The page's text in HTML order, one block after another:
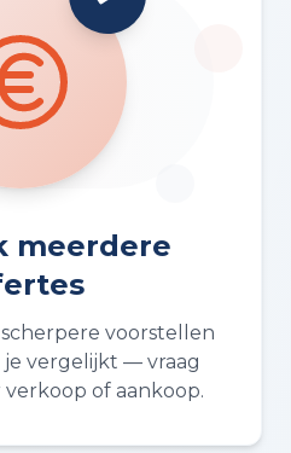
meerdere
voorstellen
je vergelijkt — vraag
of aankoop.